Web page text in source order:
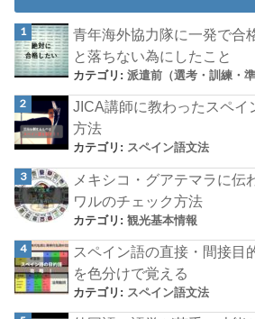
青年海外協力隊に一発で合
と落ちない為にしたこと
カテゴリ:派遣前（選考・訓練・準
JICA講師に教わったスペイ
方法
カテゴリ: スペイン語文法
メキシコ・グアテマラに伝
ワルのチェック方法
カテゴリ:観光基本情報
スペイン語の直接・間接目
を色分けで覚える
カテゴリ: スペイン語文法